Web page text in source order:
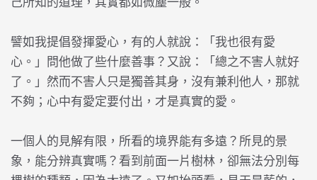
譬如我提倡發揮愛心，有的人就說：「我也很有愛
心。」問他做了些什麼善事？又說：「總之不害人就好
了。」然而不害人只是獨善其身，沒有兼利他人，那就
不夠；心中有愛定要付出，才是真實的愛。
一個人的見解有限，所看的境界能有多遠？所見的景
象，能分辨真實嗎？看到前面一片樹林，卻無法分別每